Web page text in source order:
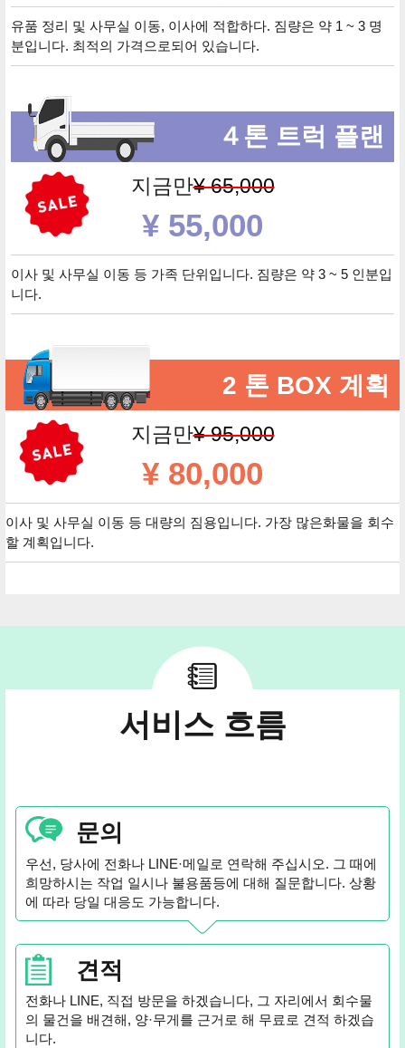
유품 정리 및 사무실 이동, 이사에 적합하다. 짐량은 약 1 ~ 3 명
분입니다. 최적의 가격으로되어 있습니다.
４톤 트럭 플랜
지금만¥ 65,000
¥ 55,000
이사 및 사무실 이동 등 가족 단위입니다. 짐량은 약 3 ~ 5 인분입
니다.
2 톤 BOX 계획
지금만¥ 95,000
¥ 80,000
이사 및 사무실 이동 등 대량의 짐용입니다. 가장 많은화물을 회수
할 계획입니다.
서비스 흐름
문의
우선, 당사에 전화나 LINE·메일로 연락해 주십시오. 그 때에
희망하시는 작업 일시나 불용품등에 대해 질문합니다. 상황
에 따라 당일 대응도 가능합니다.
견적
전화나 LINE, 직접 방문을 하겠습니다, 그 자리에서 회수물
의 물건을 배견해, 양·무게를 근거로 해 무료로 견적 하겠습
니다.